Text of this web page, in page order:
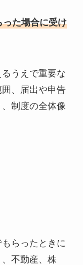
た場合に受け
うえで重要な
、届出や申告
制度の全体像
らったときに
不動産、株